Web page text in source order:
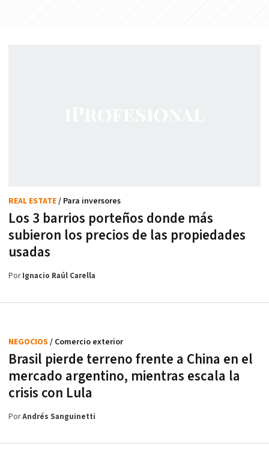
Los 3 barrios porteños donde más
subieron los precios de las propiedades
usadas
REAL ESTATE/ Para inversores
PorIgnacio Raúl Carella
Brasil pierde terreno frente a China en el
mercado argentino, mientras escala la
crisis con Lula
NEGOCIOS / Comercio exterior
PorAndrés Sanguinetti